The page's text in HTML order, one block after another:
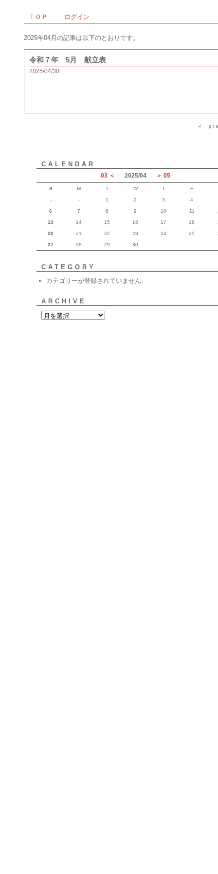
ＴＯＰ ログイン
2025年04月の記事は以下のとおりです。
令和７年 5月 献立表
2025/04/30
＜
CALENDAR
03 2025/04 05
S M T W T F
- - 1 2 3 4
6 7 8 9 10 11
13 14 15 16 17 18
20 21 22 23 24 25
27 28 29 30 - -
CATEGORY
カテゴリーが登録されていません。
ARCHIVE